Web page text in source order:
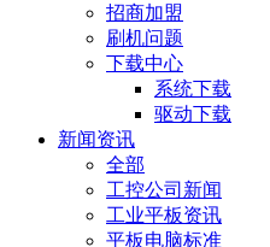
招商加盟
刷机问题
下载中心
系统下载
驱动下载
新闻资讯
全部
工控公司新闻
工业平板资讯
平板电脑标准